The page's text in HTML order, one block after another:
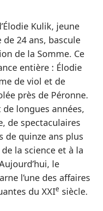
Kulik, jeune
24 ans, bascule
de la Somme. Ce
entière : Élodie
de viol et de
près de Péronne.
de longues années,
de spectaculaires
de quinze ans plus
la science et à la
le
l’une des affaires
du XXIe siècle.